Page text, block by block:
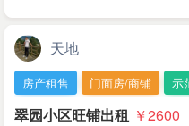
天地
房产租售 门面房/商铺 示
翠园小区旺铺出租 ￥2600